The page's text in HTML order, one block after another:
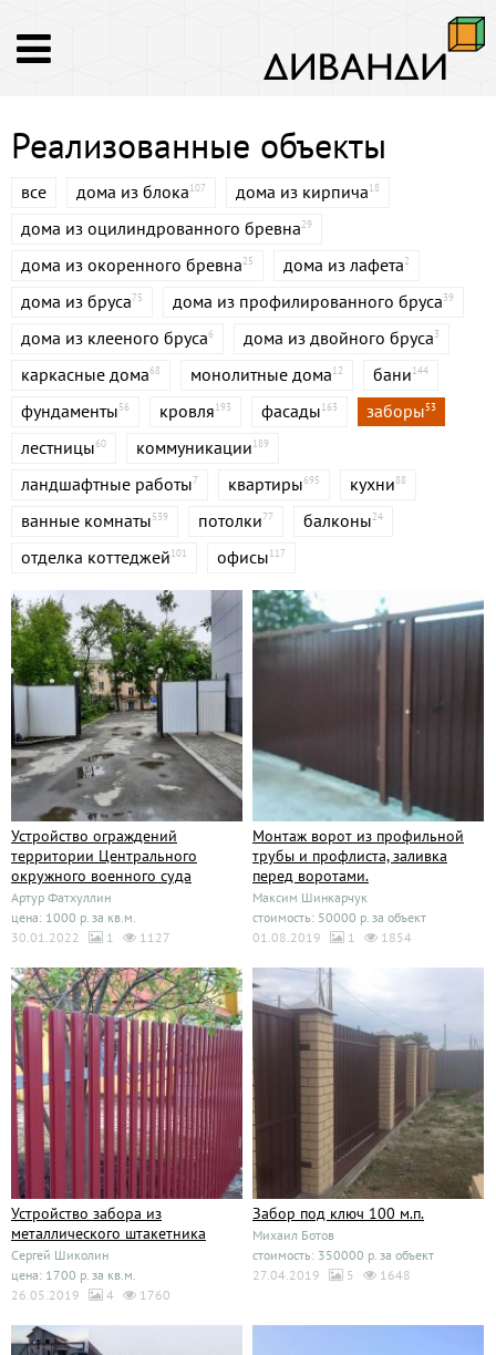
Реализованные объекты
все дома из блока107 дома из кирпича18
дома из оцилиндрованного бревна29
дома из окоренного бревна25 дома из лафета2
дома из бруса75 дома из профилированного бруса39
дома из клееного бруса6 дома из двойного бруса3
каркасные дома68 монолитные дома12 бани144
фундаменты56 кровля193 фасады163 заборы53
лестницы60 коммуникации189
ландшафтные работы7 квартиры695 кухни88
ванные комнаты539 потолки77 балконы24
отделка коттеджей101 офисы117
Устройство ограждений
территории Центрального
окружного военного суда
Артур Фатхуллин
цена: 1000 р. за кв.м.
30.01.2022
1 1127
Монтаж ворот из профильной
трубы и профлиста, заливка
перед воротами.
Максим Шинкарчук
стоимость: 50000 р. за объект
01.08.2019
1 1854
Устройство забора из
металлического штакетника
Сергей Шиколин
цена: 1700 р. за кв.м.
26.05.2019
4 1760
Забор под ключ 100 м.п.
Михаил Ботов
стоимость: 350000 р. за объект
27.04.2019
5 1648